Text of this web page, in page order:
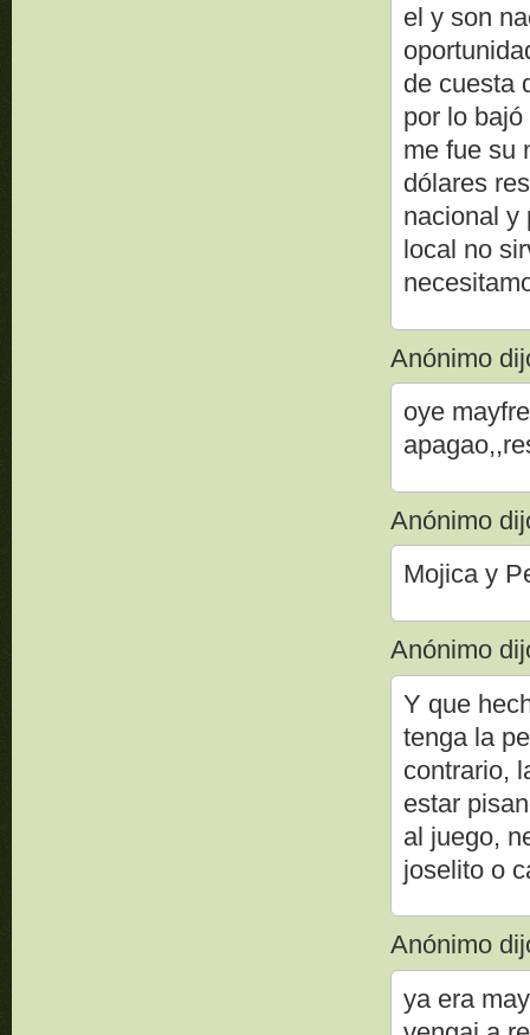
el y son
de cuesta
por lo
me fue su
dólares
nacional y
local no
Anónimo
oye
Anónimo
Mojica y
Anónimo
Y que
tenga la
contrario,
estar
al juego,
joselito o
Anónimo
ya era